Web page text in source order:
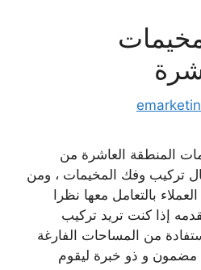
المنطقة العاشرة من
تركيب وفك المخيمات ، ومن
بالتعامل معها نظرا
إذا كنت تريد تركيب
من المساحات الفارغة
و ذو خبرة ليقوم